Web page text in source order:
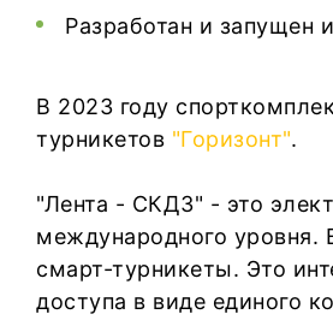
Разработан и запущен
В 2023 году
турникетов "Горизонт".
"Лента - СКДЗ" - это
международного уровня.
смарт-турникеты. Это
доступа в виде единого